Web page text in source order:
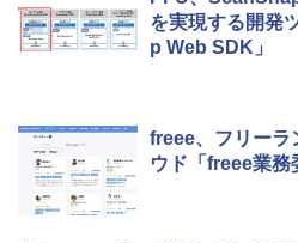
を実現する開発
p Web SDK」
freee、フリーラ
ウド「freee業務